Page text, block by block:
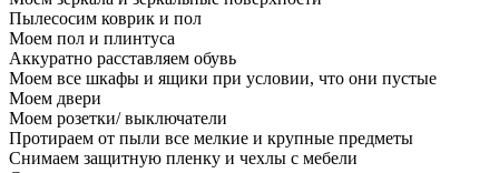
Пылесосим коврик и пол
Моем пол и плинтуса
Аккуратно расставляем обувь
Моем все шкафы и ящики при условии, что они пустые
Моем двери
Моем розетки/ выключатели
Протираем от пыли все мелкие и крупные предметы
Снимаем защитную пленку и чехлы с мебели